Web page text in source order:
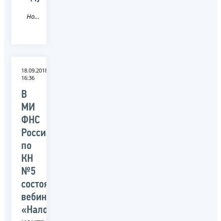
Новость
18.09.2018
16:36
В
МИ
ФНС
России
по
КН
№5
состоялся
вебинар:
«Налоговый